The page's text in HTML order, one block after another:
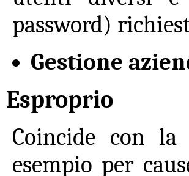
password)
Gestione
Esproprio
Coincide con
esempio per